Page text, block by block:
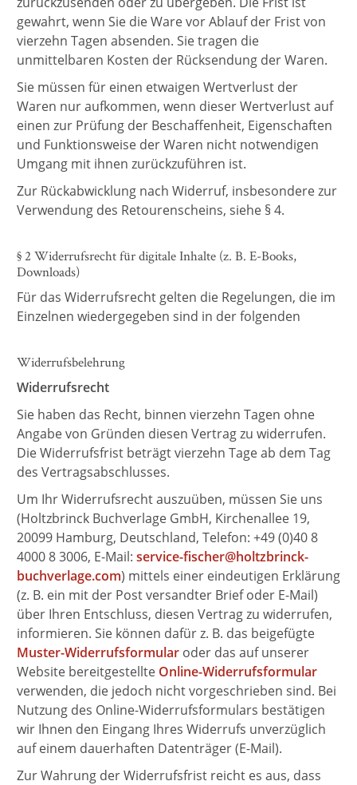
gewahrt, wenn Sie die Ware vor Ablauf der Frist von
vierzehn Tagen absenden. Sie tragen die
unmittelbaren Kosten der Rücksendung der Waren.
Sie müssen für einen etwaigen Wertverlust der
Waren nur aufkommen, wenn dieser Wertverlust auf
einen zur Prüfung der Beschaffenheit, Eigenschaften
und Funktionsweise der Waren nicht notwendigen
Umgang mit ihnen zurückzuführen ist.
Zur Rückabwicklung nach Widerruf, insbesondere zur
Verwendung des Retourenscheins, siehe § 4.
§ 2 Widerrufsrecht für digitale Inhalte (z. B. E-Books,
Downloads)
Für das Widerrufsrecht gelten die Regelungen, die im
Einzelnen wiedergegeben sind in der folgenden
Widerrufsbelehrung
Widerrufsrecht
Sie haben das Recht, binnen vierzehn Tagen ohne
Angabe von Gründen diesen Vertrag zu widerrufen.
Die Widerrufsfrist beträgt vierzehn Tage ab dem Tag
des Vertragsabschlusses.
Um Ihr Widerrufsrecht auszuüben, müssen Sie uns
(Holtzbrinck Buchverlage GmbH, Kirchenallee 19,
20099 Hamburg, Deutschland, Telefon: +49 (0)40 8
4000 8 3006, E-Mail: service-fischer@holtzbrinck-
buchverlage.com) mittels einer eindeutigen Erklärung
(z. B. ein mit der Post versandter Brief oder E-Mail)
über Ihren Entschluss, diesen Vertrag zu widerrufen,
informieren. Sie können dafür z. B. das beigefügte
Muster-Widerrufsformularoder das auf unserer
Website bereitgestellte Online-Widerrufsformular
verwenden, die jedoch nicht vorgeschrieben sind. Bei
Nutzung des Online-Widerrufsformulars bestätigen
wir Ihnen den Eingang Ihres Widerrufs unverzüglich
auf einem dauerhaften Datenträger (E-Mail).
Zur Wahrung der Widerrufsfrist reicht es aus, dass